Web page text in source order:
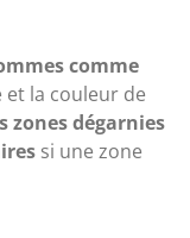
comme
et la couleur de
zones dégarnies
si une zone